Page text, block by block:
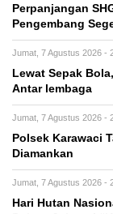
Perpanjangan
Pengembang
Jumat, 7 Agustus 2026 -
Lewat Sepak
Antar lembaga
Jumat, 7 Agustus 2026 -
Polsek Karawaci
Diamankan
Jumat, 7 Agustus 2026 -
Hari Hutan